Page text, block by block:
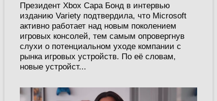
Президент Xbox Сара Бонд в интервью
изданию Variety подтвердила, что Microsoft
активно работает над новым поколением
игровых консолей, тем самым опровергнув
слухи о потенциальном уходе компании с
рынка игровых устройств. По её словам,
новые устройст...